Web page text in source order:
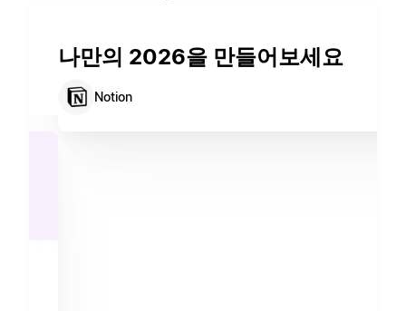
나만의 2026을 만들어보세요
Notion